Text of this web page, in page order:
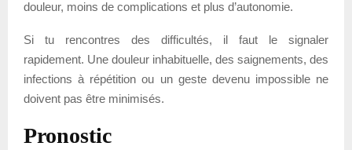
douleur, moins de complications et plus d’autonomie.
Si tu rencontres des difficultés, il faut le signaler
rapidement. Une douleur inhabituelle, des saignements, des
infections à répétition ou un geste devenu impossible ne
doivent pas être minimisés.
Pronostic